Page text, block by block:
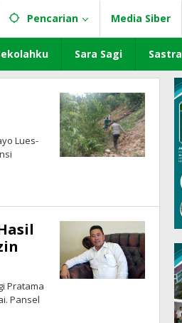
Pencarian Media Siber
Sara Sagi Sastra
Lues-
Pratama
Pansel